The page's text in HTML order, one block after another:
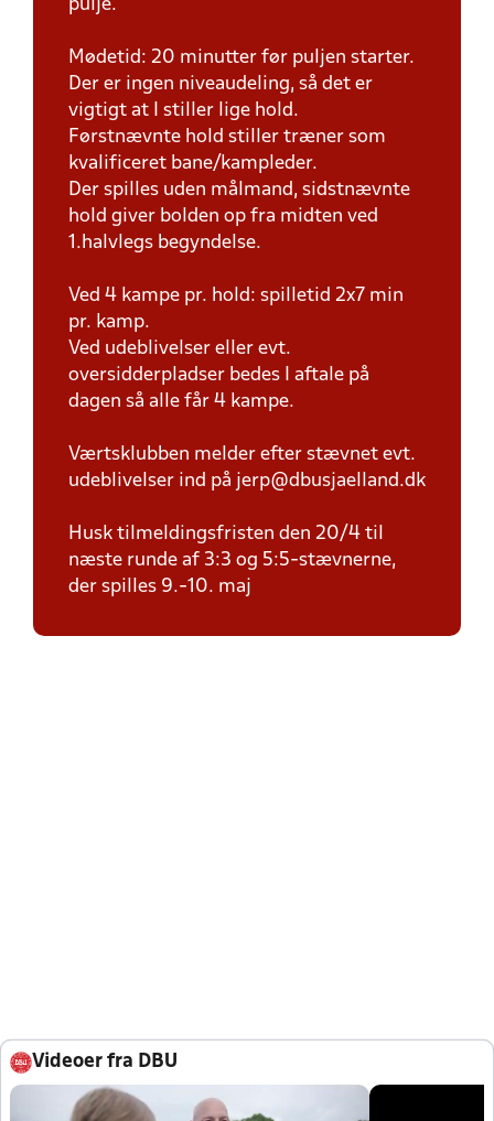
pulje.
Mødetid: 20 minutter før puljen starter.
Der er ingen niveaudeling, så det er
vigtigt at I stiller lige hold.
Førstnævnte hold stiller træner som
kvalificeret bane/kampleder.
Der spilles uden målmand, sidstnævnte
hold giver bolden op fra midten ved
1.halvlegs begyndelse.
Ved 4 kampe pr. hold: spilletid 2x7 min
pr. kamp.
Ved udeblivelser eller evt.
oversidderpladser bedes I aftale på
dagen så alle får 4 kampe.
Værtsklubben melder efter stævnet evt.
udeblivelser ind på jerp@dbusjaelland.dk
Husk tilmeldingsfristen den 20/4 til
næste runde af 3:3 og 5:5-stævnerne,
der spilles 9.-10. maj
Videoer fra DBU